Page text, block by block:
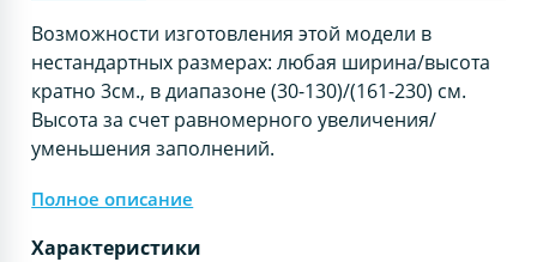
Возможности изготовления этой модели в
нестандартных размерах: любая ширина/высота
кратно 3см., в диапазоне (30-130)/(161-230) см.
Высота за счет равномерного увеличения/
уменьшения заполнений.
Полное описание
Характеристики